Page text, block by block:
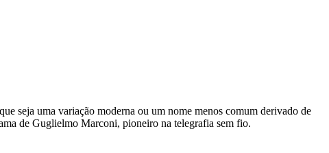
seja uma variação moderna ou um nome menos comum derivado de
de Guglielmo Marconi, pioneiro na telegrafia sem fio.